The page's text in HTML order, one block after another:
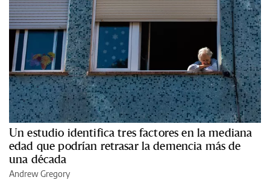
Un estudio identifica tres factores en la mediana
edad que podrían retrasar la demencia más de
una década
Andrew Gregory